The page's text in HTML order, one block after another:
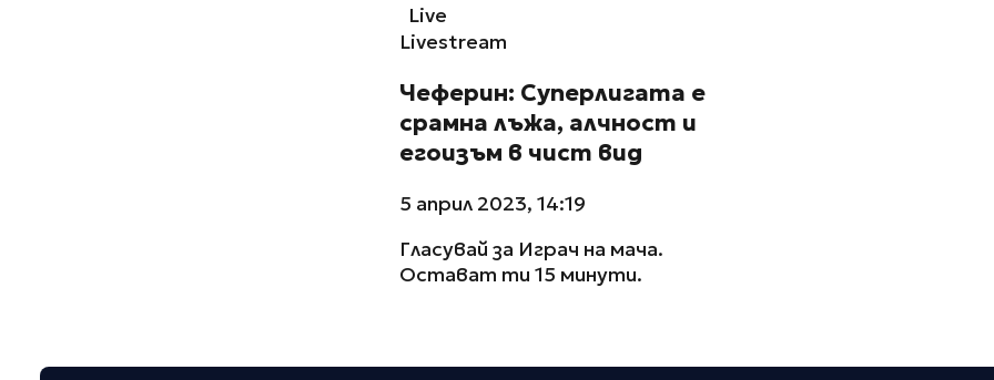
Live
Livestream
Чеферин: Суперлигата е
срамна лъжа, алчност и
егоизъм в чист вид
5 април 2023, 14:19
Гласувай за Играч на мача.
Остават ти 15 минути.